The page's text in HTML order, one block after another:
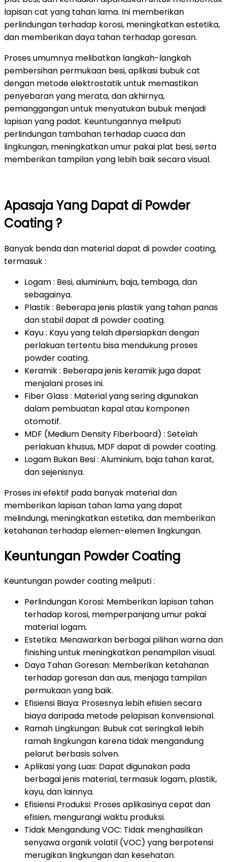
lapisan cat yang tahan lama. Ini memberikan
perlindungan terhadap korosi, meningkatkan estetika,
dan memberikan daya tahan terhadap goresan.
Proses umumnya melibatkan langkah-langkah
pembersihan permukaan besi, aplikasi bubuk cat
dengan metode elektrostatik untuk memastikan
penyebaran yang merata, dan akhirnya,
pemanggangan untuk menyatukan bubuk menjadi
lapisan yang padat. Keuntungannya meliputi
perlindungan tambahan terhadap cuaca dan
lingkungan, meningkatkan umur pakai plat besi, serta
memberikan tampilan yang lebih baik secara visual.
Apasaja Yang Dapat di Powder
Coating ?
Banyak benda dan material dapat di powder coating,
termasuk :
Logam : Besi, aluminium, baja, tembaga, dan
sebagainya.
Plastik : Beberapa jenis plastik yang tahan panas
dan stabil dapat di powder coating.
Kayu : Kayu yang telah dipersiapkan dengan
perlakuan tertentu bisa mendukung proses
powder coating.
Keramik : Beberapa jenis keramik juga dapat
menjalani proses ini.
Fiber Glass : Material yang sering digunakan
dalam pembuatan kapal atau komponen
otomotif.
MDF (Medium Density Fiberboard) : Setelah
perlakuan khusus, MDF dapat di powder coating.
Logam Bukan Besi : Aluminium, baja tahan karat,
dan sejenisnya.
Proses ini efektif pada banyak material dan
memberikan lapisan tahan lama yang dapat
melindungi, meningkatkan estetika, dan memberikan
ketahanan terhadap elemen-elemen lingkungan.
Keuntungan Powder Coating
Keuntungan powder coating meliputi :
Perlindungan Korosi: Memberikan lapisan tahan
terhadap korosi, memperpanjang umur pakai
material logam.
Estetika: Menawarkan berbagai pilihan warna dan
finishing untuk meningkatkan penampilan visual.
Daya Tahan Goresan: Memberikan ketahanan
terhadap goresan dan aus, menjaga tampilan
permukaan yang baik.
Efisiensi Biaya: Prosesnya lebih efisien secara
biaya daripada metode pelapisan konvensional.
Ramah Lingkungan: Bubuk cat seringkali lebih
ramah lingkungan karena tidak mengandung
pelarut berbasis solven.
Aplikasi yang Luas: Dapat digunakan pada
berbagai jenis material, termasuk logam, plastik,
kayu, dan lainnya.
Efisiensi Produksi: Proses aplikasinya cepat dan
efisien, mengurangi waktu produksi.
Tidak Mengandung VOC: Tidak menghasilkan
senyawa organik volatil (VOC) yang berpotensi
merugikan lingkungan dan kesehatan.